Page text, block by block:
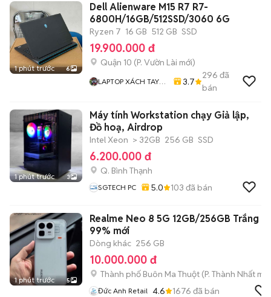
1 phút trước 6
Dell Alienware M15 R7 R7-
6800H/16GB/512SSD/3060 6G
Ryzen 7 16 GB 512 GB SSD
19.900.000 đ
Quận 10 (P. Vườn Lài mới)
LAPTOP XÁCH TAY
3.7
296 đã
bán
1 phút trước 3
Máy tính Workstation chạy Giả lập,
Đồ hoạ, Airdrop
Intel Xeon > 32GB 256 GB SSD
6.200.000 đ
Q. Bình Thạnh
SGTECH PC 5.0 103 đã bán
1 phút trước 5
Realme Neo 8 5G 12GB/256GB Trắng
99% mới
Dòng khác 256 GB
10.000.000 đ
Thành phố Buôn Ma Thuột (P. Thành Nhất
Đức Anh Retail 4.6 1676 đã bán